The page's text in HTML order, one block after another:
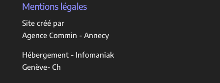
Mentions légales
Site créé par
Agence Commin - Annecy
Hébergement - Infomaniak
Genève- Ch